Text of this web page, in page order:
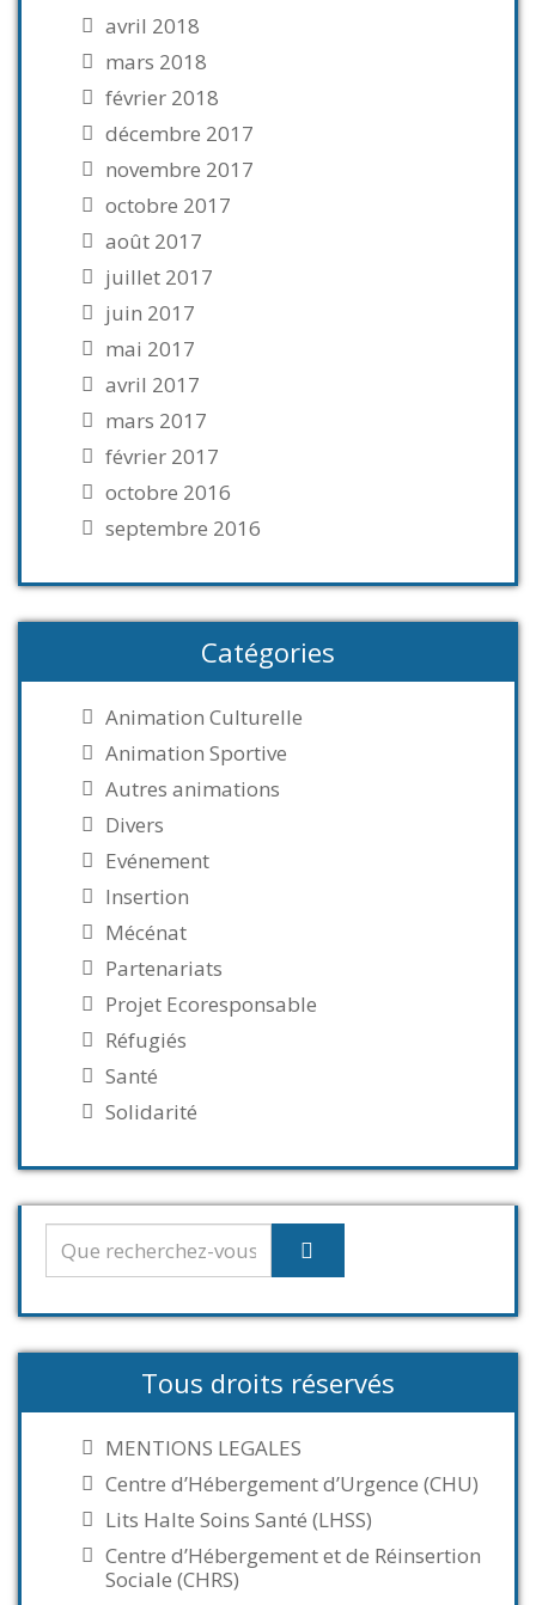
avril 2018
mars 2018
février 2018
décembre 2017
novembre 2017
octobre 2017
août 2017
juillet 2017
juin 2017
mai 2017
avril 2017
mars 2017
février 2017
octobre 2016
septembre 2016
Catégories
Animation Culturelle
Animation Sportive
Autres animations
Divers
Evénement
Insertion
Mécénat
Partenariats
Projet Ecoresponsable
Réfugiés
Santé
Solidarité
Tous droits réservés
MENTIONS LEGALES
Centre d’Hébergement d’Urgence (CHU)
Lits Halte Soins Santé (LHSS)
Centre d’Hébergement et de Réinsertion
Sociale (CHRS)